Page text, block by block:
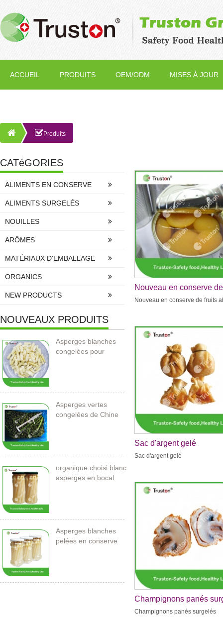
ACCUEIL PRODUITS OEM/ODM MISES À JOUR
Produits
CATéGORIES
ALIMENTS EN CONSERVE
ALIMENTS SURGELÉS
NOUILLES
ARÔMES
MATÉRIAUX D'EMBALLAGE
ORGANICS
NEW PRODUCTS
NOUVEAUX PRODUITS
Asperges blanches
congelées pour
Asperges vertes
congelées de Chine
organique choisi blanc
asperges en bocal
Asperges blanches
pelées en conserve
Nouveau en conserve de
fruits abricot
Nouveau en conserve de fruits
Sac d'argent gelé
Sac d'argent gelé
Champignons panés
Champignons panés surgelés